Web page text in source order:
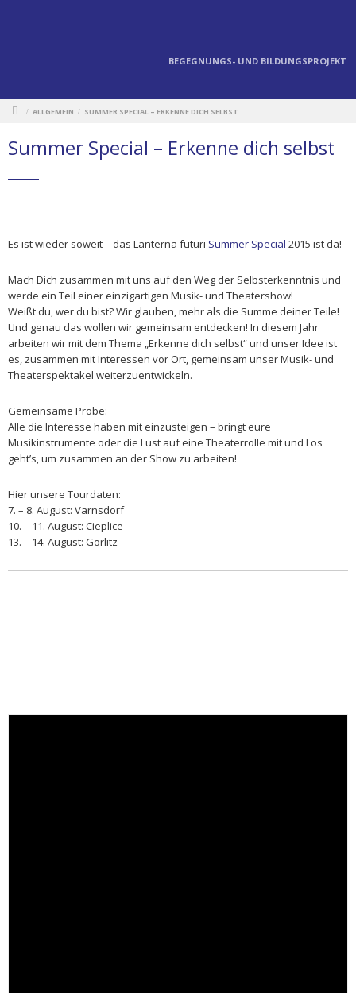
BEGEGNUNGS- UND BILDUNGSPROJEKT
/ ALLGEMEIN / SUMMER SPECIAL – ERKENNE DICH SELBST
Summer Special – Erkenne dich selbst
Es ist wieder soweit – das Lanterna futuri Summer Special 2015 ist da!
Mach Dich zusammen mit uns auf den Weg der Selbsterkenntnis und
werde ein Teil einer einzigartigen Musik- und Theatershow!
Weißt du, wer du bist? Wir glauben, mehr als die Summe deiner Teile!
Und genau das wollen wir gemeinsam entdecken! In diesem Jahr
arbeiten wir mit dem Thema „Erkenne dich selbst“ und unser Idee ist
es, zusammen mit Interessen vor Ort, gemeinsam unser Musik- und
Theaterspektakel weiterzuentwickeln.
Gemeinsame Probe:
Alle die Interesse haben mit einzusteigen – bringt eure
Musikinstrumente oder die Lust auf eine Theaterrolle mit und Los
geht’s, um zusammen an der Show zu arbeiten!
Hier unsere Tourdaten:
7. – 8. August: Varnsdorf
10. – 11. August: Cieplice
13. – 14. August: Görlitz